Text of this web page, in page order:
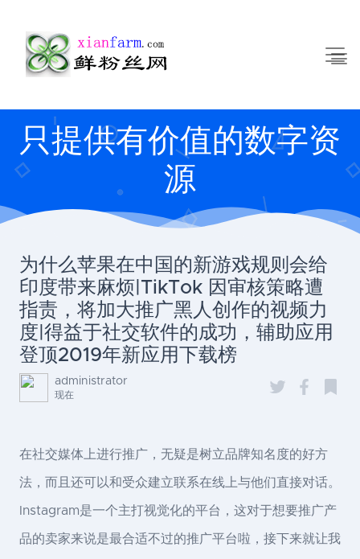
只提供有价值的数字资
源
为什么苹果在中国的新游戏规则会给
印度带来麻烦|TikTok 因审核策略遭
指责，将加大推广黑人创作的视频力
度|得益于社交软件的成功，辅助应用
登顶2019年新应用下载榜
administrator
现在
在社交媒体上进行推广，无疑是树立品牌知名度的好方
法，而且还可以和受众建立联系在线上与他们直接对话。
Instagram是一个主打视觉化的平台，这对于想要推广产
品的卖家来说是最合适不过的推广平台啦，接下来就让我